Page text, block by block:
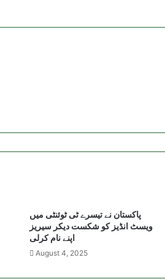
پاکستان نے تیسرے ٹی ٹوئنٹی میں
ویسٹ انڈیز کو شکست دیکر سیریز
اپنے نام کرلی
August 4, 2025